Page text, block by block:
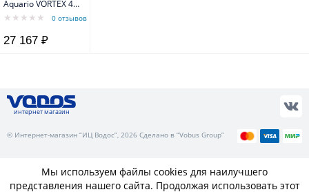
Aquario VORTEX 4-
7SS
0 отзывов
27 167 ₽
интернет магазин
© Интернет-магазин “ИЦ Водос”, 2026 Сделано в “Vobus Group”
Мы используем файлы cookies для наилучшего
представления нашего сайта. Продолжая использовать этот